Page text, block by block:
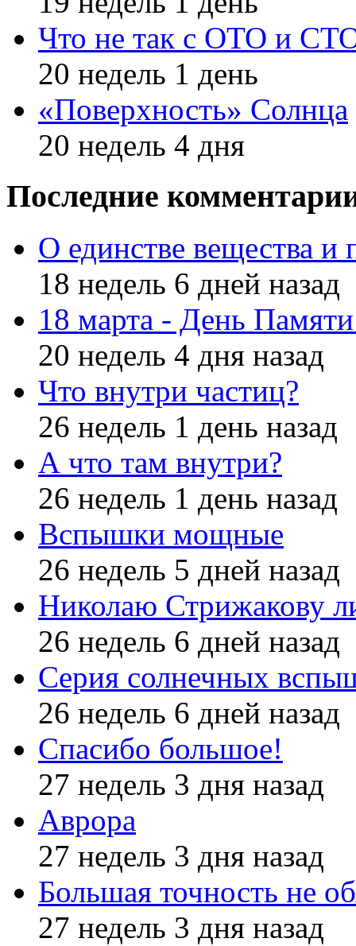
Что не так с ОТО и
20 недель 1 день
«Поверхность» Солнца
20 недель 4 дня
Последние
О единстве вещества и
18 недель 6 дней назад
18 марта - День
20 недель 4 дня назад
Что внутри частиц?
26 недель 1 день назад
А что там внутри?
26 недель 1 день назад
Вспышки мощные
26 недель 5 дней назад
Николаю Стрижакову
26 недель 6 дней назад
Серия солнечных
26 недель 6 дней назад
Спасибо большое!
27 недель 3 дня назад
Аврора
27 недель 3 дня назад
Большая точность не
27 недель 3 дня назад